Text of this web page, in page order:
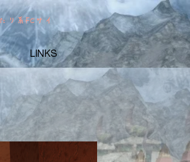
り系FCサイ
LINKS